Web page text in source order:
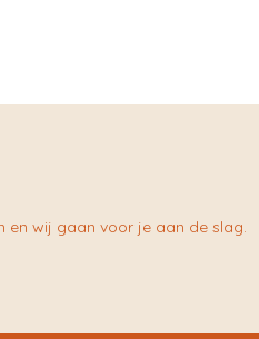
en wij gaan voor je aan de slag.